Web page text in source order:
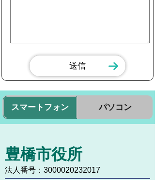
スマートフォン パソコン
豊橋市役所
法人番号：3000020232017